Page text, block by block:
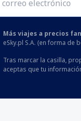
Más viajes a precios
eSky.pl S.A. (en forma
Tras marcar la casilla,
aceptas que tu